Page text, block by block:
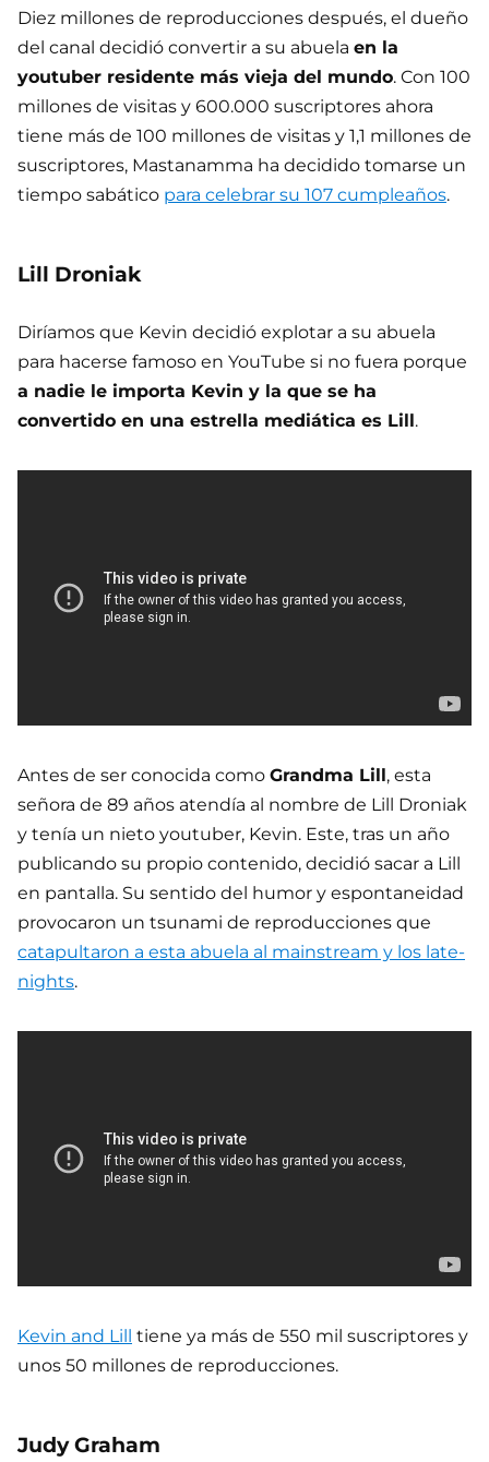
Diez millones de reproducciones después, el dueño
del canal decidió convertir a su abuela en la
youtuber residente más vieja del mundo. Con 100
millones de visitas y 600.000 suscriptores ahora
tiene más de 100 millones de visitas y 1,1 millones de
suscriptores, Mastanamma ha decidido tomarse un
tiempo sabático para celebrar su 107 cumpleaños.
Lill Droniak
Diríamos que Kevin decidió explotar a su abuela
para hacerse famoso en YouTube si no fuera porque
a nadie le importa Kevin y la que se ha
convertido en una estrella mediática es Lill.
Antes de ser conocida como Grandma Lill, esta
señora de 89 años atendía al nombre de Lill Droniak
y tenía un nieto youtuber, Kevin. Este, tras un año
publicando su propio contenido, decidió sacar a Lill
en pantalla. Su sentido del humor y espontaneidad
provocaron un tsunami de reproducciones que
catapultaron a esta abuela al mainstream y los late-
nights.
Kevin and Lill tiene ya más de 550 mil suscriptores y
unos 50 millones de reproducciones.
Judy Graham